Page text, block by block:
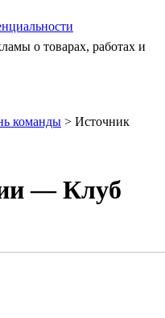
о товарах, работах и
команды > Источник
— Клуб